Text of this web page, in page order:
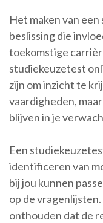
Het maken van
beslissing die
toekomstige
studiekeuzetest
zijn om inzicht te
vaardigheden,
blijven in je
Een
identificeren van
bij jou kunnen
op de
onthouden dat de